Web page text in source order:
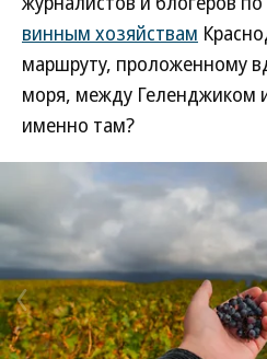
винным хозяйствам
маршруту, проложенному
моря, между Геленджиком
именно там?